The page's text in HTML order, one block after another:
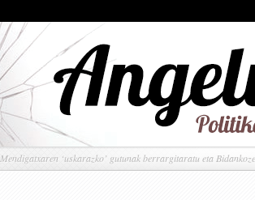
Mendigatxaren ‘uskarazko’ gutunak berrargitaratu eta